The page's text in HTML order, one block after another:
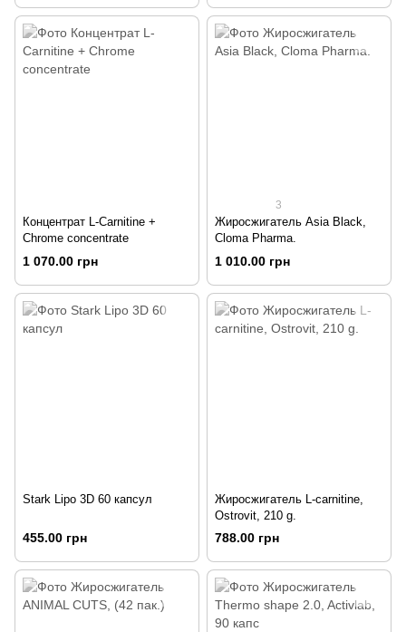
Концентрат L-Carnitine +
Chrome concentrate
1 070.00 грн
3
Жиросжигатель Asia Black,
Cloma Pharma.
1 010.00 грн
Stark Lipo 3D 60 капсул
455.00 грн
Жиросжигатель L-carnitine,
Ostrovit, 210 g.
788.00 грн